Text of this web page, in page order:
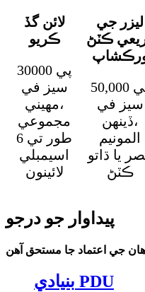
لائن گڏ
ڪريو
30000 پي
سيز في
مهيني،
مجموعي
طور تي 6
اسيمبلي
لائينون
ليزر جي
ڪٽڻ
50,000 پي
سيز في
ڏينهن،
المونيم
يا ڌاتو
ڪٽڻ
پيداوار جو درجو
جي اعتماد جا مستحق آهن
بنيادي PDU